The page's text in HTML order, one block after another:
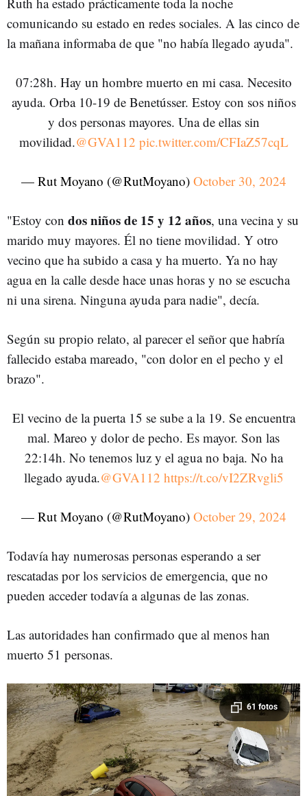
comunicando su estado en redes sociales. A las cinco de
la mañana informaba de que "no había llegado ayuda".
07:28h. Hay un hombre muerto en mi casa. Necesito
ayuda. Orba 10-19 de Benetússer. Estoy con sos niños
y dos personas mayores. Una de ellas sin
movilidad.@GVA112 pic.twitter.com/CFIaZ57cqL
— Rut Moyano (@RutMoyano) October 30, 2024
"Estoy con dos niños de 15 y 12 años, una vecina y su
marido muy mayores. Él no tiene movilidad. Y otro
vecino que ha subido a casa y ha muerto. Ya no hay
agua en la calle desde hace unas horas y no se escucha
ni una sirena. Ninguna ayuda para nadie", decía.
Según su propio relato, al parecer el señor que habría
fallecido estaba mareado, "con dolor en el pecho y el
brazo".
El vecino de la puerta 15 se sube a la 19. Se encuentra
mal. Mareo y dolor de pecho. Es mayor. Son las
22:14h. No tenemos luz y el agua no baja. No ha
llegado ayuda.@GVA112 https://t.co/vI2ZRvgli5
— Rut Moyano (@RutMoyano) October 29, 2024
Todavía hay numerosas personas esperando a ser
rescatadas por los servicios de emergencia, que no
pueden acceder todavía a algunas de las zonas.
Las autoridades han confirmado que al menos han
muerto 51 personas.
61 fotos